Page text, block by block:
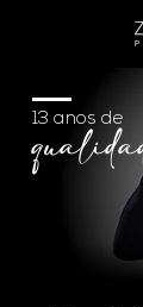
13 anos de